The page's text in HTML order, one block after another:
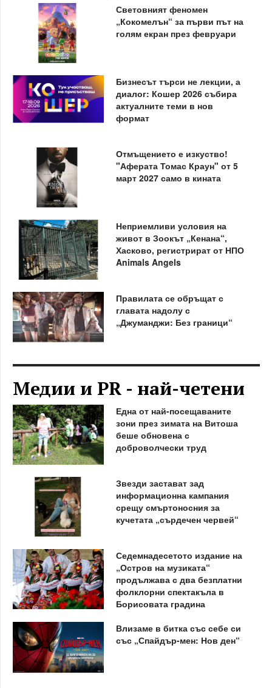
Световният феномен
„Кокомелън“ за първи път на
голям екран през февруари
Бизнесът търси не лекции, а
диалог: Кошер 2026 събира
актуалните теми в нов
формат
Отмъщението е изкуство!
"Аферата Томас Краун" от 5
март 2027 само в кината
Неприемливи условия на
живот в Зоокът „Кенана“,
Хасково, регистрират от НПО
Animals Angels
Правилата се обръщат с
главата надолу с
„Джуманджи: Без граници“
Медии и PR - най-четени
Една от най-посещаваните
зони през зимата на Витоша
беше обновена с
доброволчески труд
Звезди застават зад
информационна кампания
срещу смъртоносния за
кучетата „сърдечен червей“
Седемнадесетото издание на
„Остров на музиката“
продължава с два безплатни
фолклорни спектакъла в
Борисовата градина
Влизаме в битка със себе си
със „Спайдър-мен: Нов ден“